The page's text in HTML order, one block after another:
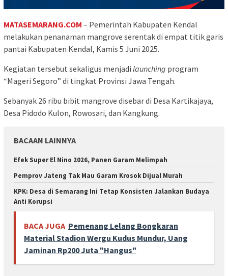
MATASEMARANG.COM – Pemerintah Kabupaten Kendal
melakukan penanaman mangrove serentak di empat titik garis
pantai Kabupaten Kendal, Kamis 5 Juni 2025.
Kegiatan tersebut sekaligus menjadi launching program
“Mageri Segoro” di tingkat Provinsi Jawa Tengah.
Sebanyak 26 ribu bibit mangrove disebar di Desa Kartikajaya,
Desa Pidodo Kulon, Rowosari, dan Kangkung.
BACAAN LAINNYA
Efek Super El Nino 2026, Panen Garam Melimpah
Pemprov Jateng Tak Mau Garam Krosok Dijual Murah
KPK: Desa di Semarang Ini Tetap Konsisten Jalankan Budaya
Anti Korupsi
BACA JUGA Pemenang Lelang Bongkaran
Material Stadion Wergu Kudus Mundur, Uang
Jaminan Rp200 Juta "Hangus"